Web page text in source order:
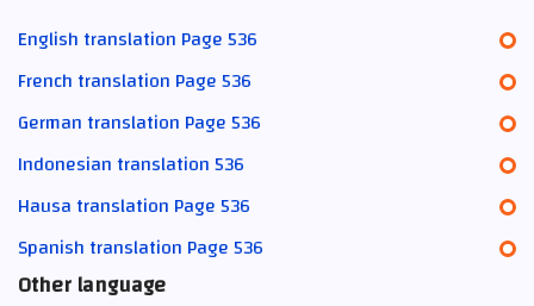
English translation Page 536
French translation Page 536
German translation Page 536
Indonesian translation 536
Hausa translation Page 536
Spanish translation Page 536
Other language